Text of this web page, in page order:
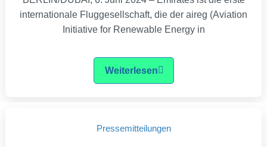
internationale Fluggesellschaft, die der aireg (Aviation
Initiative for Renewable Energy in
Weiterlesen
Pressemitteilungen